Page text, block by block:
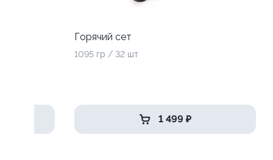
Горячий сет
1095 гр / 32 шт
1 499 ₽